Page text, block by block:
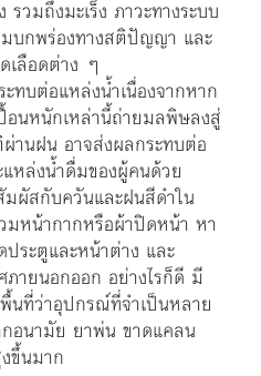
วมถึงมะเร็ง ภาวะทางระบบ
บกพร่องทางสติปัญญา และ
เลือดต่าง ๆ
ทบต่อแหล่งน้ำเนื่องจากหาก
อนหนักเหล่านี้ถ่ายมลพิษลงสู่
านฝน อาจส่งผลกระทบต่อ
หล่งน้ำดื่มของผู้คนด้วย
ผัสกับควันและฝนสีดำใน
มหน้ากากหรือผ้าปิดหน้า หา
ระตูและหน้าต่าง และ
ายนอกออก อย่างไรก็ดี มี
นที่ว่าอุปกรณ์ที่จำเป็นหลาย
อนามัย ยาพ่น ขาดแคลน
ขึ้นมาก